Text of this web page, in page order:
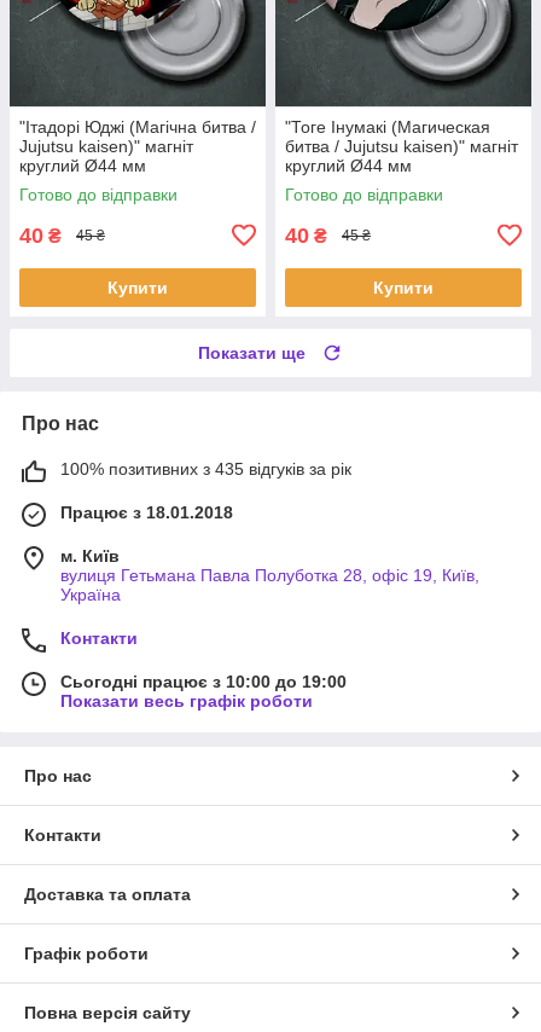
"Ітадорі Юджі (Магічна битва /
Jujutsu kaisen)" магніт
круглий Ø44 мм
Готово до відправки
40 ₴ 45 ₴
Купити
"Тоге Інумакі (Магическая
битва / Jujutsu kaisen)" магніт
круглий Ø44 мм
Готово до відправки
40 ₴ 45 ₴
Купити
Показати ще
Про нас
100% позитивних з 435 відгуків за рік
Працює з 18.01.2018
м. Київ
вулиця Гетьмана Павла Полуботка 28, офіс 19, Київ,
Україна
Контакти
Сьогодні працює з 10:00 до 19:00
Показати весь графік роботи
Про нас
Контакти
Доставка та оплата
Графік роботи
Повна версія сайту